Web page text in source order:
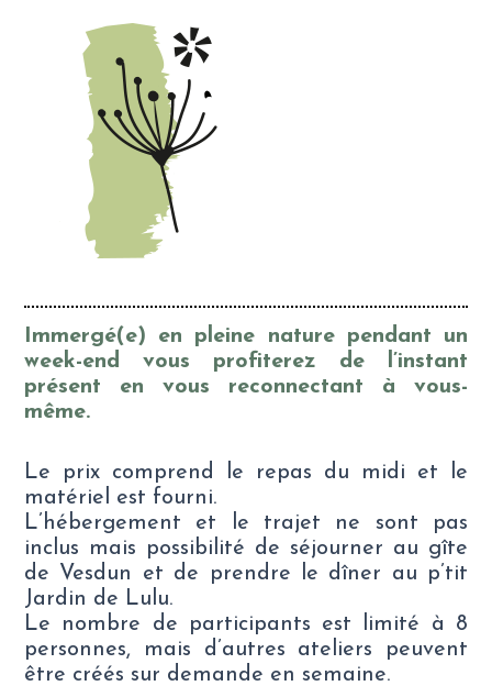
Immergé(e) en pleine nature pendant un
week-end vous profiterez de l’instant
présent en vous reconnectant à vous-
même.
Le prix comprend le repas du midi et le
matériel est fourni.
L’hébergement et le trajet ne sont pas
inclus mais possibilité de séjourner au gîte
de Vesdun et de prendre le dîner au p’tit
Jardin de Lulu.
Le nombre de participants est limité à 8
personnes, mais d’autres ateliers peuvent
être créés sur demande en semaine.